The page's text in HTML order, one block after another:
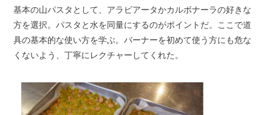
基本の山パスタとして、アラビアータかカルボナーラの好きな
方を選択。パスタと水を同量にするのがポイントだ。ここで道
具の基本的な使い方を学ぶ。バーナーを初めて使う方にも危な
くないよう、丁寧にレクチャーしてくれた。